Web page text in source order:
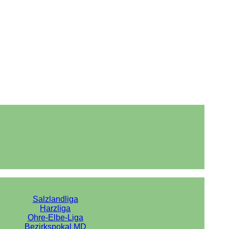
Salzlandliga
Harzliga
Ohre-Elbe-Liga
Bezirkspokal MD